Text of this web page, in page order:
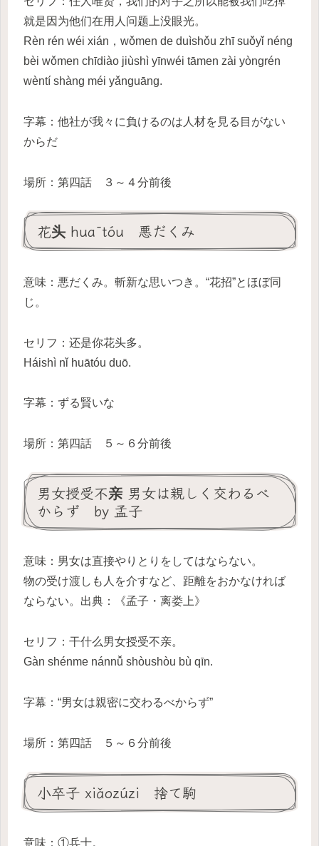
就是因为他们在用人问题上没眼光。
Rèn rén wéi xián，wǒmen de duìshǒu zhī suǒyǐ néng
bèi wǒmen chīdiào jiùshì yīnwéi tāmen zài yòngrén
wèntí shàng méi yǎnguāng.
字幕：他社が我々に負けるのは人材を見る目がない
からだ
場所：第四話 ３～４分前後
花头 huātóu 悪だくみ
意味：悪だくみ。斬新な思いつき。“花招”とほぼ同
じ。
セリフ：还是你花头多。
Háishì nǐ huātóu duō.
字幕：ずる賢いな
場所：第四話 ５～６分前後
男女授受不亲 男女は親しく交わるべ
からず by 孟子
意味：男女は直接やりとりをしてはならない。
物の受け渡しも人を介すなど、距離をおかなければ
ならない。出典：《孟子・离娄上》
セリフ：干什么男女授受不亲。
Gàn shénme nánnǚ shòushòu bù qīn.
字幕：“男女は親密に交わるべからず”
場所：第四話 ５～６分前後
小卒子 xiǎozúzi 捨て駒
意味：①兵士。